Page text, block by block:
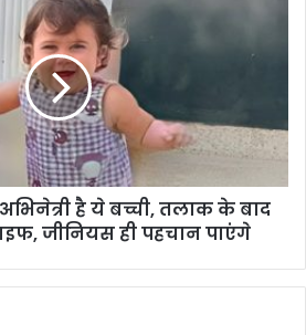
है ये बच्ची, तलाक के बाद
जीनियस ही पहचान पाएंगे